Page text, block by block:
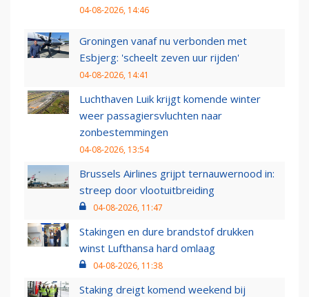
04-08-2026, 14:46
Groningen vanaf nu verbonden met
Esbjerg: 'scheelt zeven uur rijden'
04-08-2026, 14:41
Luchthaven Luik krijgt komende winter
weer passagiersvluchten naar
zonbestemmingen
04-08-2026, 13:54
Brussels Airlines grijpt ternauwernood in:
streep door vlootuitbreiding
04-08-2026, 11:47
Stakingen en dure brandstof drukken
winst Lufthansa hard omlaag
04-08-2026, 11:38
Staking dreigt komend weekend bij